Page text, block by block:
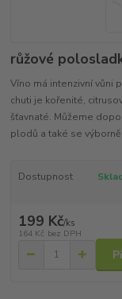
růžové
Víno má intenzivní vůni
chuti je kořenité,
šťavnaté. Můžeme
plodů a také se
Dostupnost
199 Kč/ks
164 Kč bez DPH